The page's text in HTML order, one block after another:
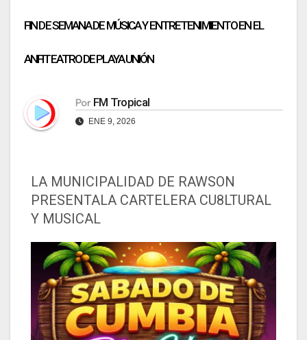
FIN DE SEMANA DE MÚSICA Y ENTRETENIMIENTO EN EL
ANFITEATRO DE PLAYA UNIÓN
Por FM Tropical
ENE 9, 2026
LA MUNICIPALIDAD DE RAWSON
PRESENTALA CARTELERA CU8LTURAL
Y MUSICAL